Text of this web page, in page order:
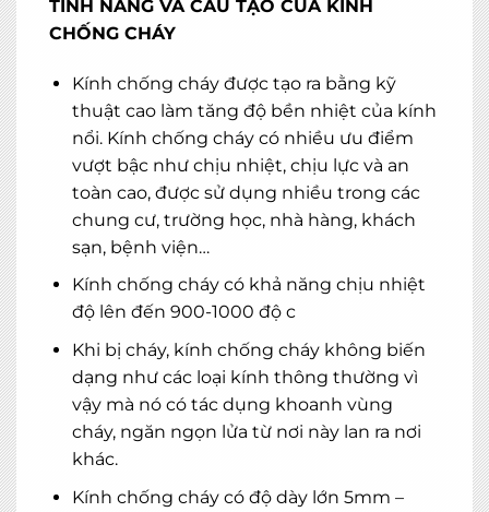
TÍNH NĂNG VÀ CẤU TẠO CỦA KÍNH
CHỐNG CHÁY
Kính chống cháy được tạo ra bằng kỹ
thuật cao làm tăng độ bền nhiệt của kính
nổi. Kính chống cháy có nhiều ưu điểm
vượt bậc như chịu nhiệt, chịu lực và an
toàn cao, được sử dụng nhiều trong các
chung cư, trường học, nhà hàng, khách
sạn, bệnh viện…
Kính chống cháy có khả năng chịu nhiệt
độ lên đến 900-1000 độ c
Khi bị cháy, kính chống cháy không biến
dạng như các loại kính thông thường vì
vậy mà nó có tác dụng khoanh vùng
cháy, ngăn ngọn lửa từ nơi này lan ra nơi
khác.
Kính chống cháy có độ dày lớn 5mm –